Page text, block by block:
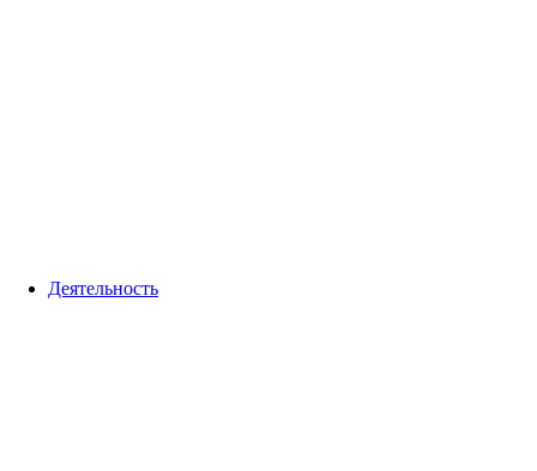
Деятельность